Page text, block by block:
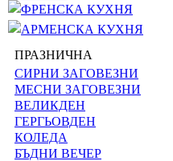
ФРЕНСКА КУХНЯ
АРМЕНСКА КУХНЯ
ПРАЗНИЧНА
СИРНИ ЗАГОВЕЗНИ
МЕСНИ ЗАГОВЕЗНИ
ВЕЛИКДЕН
ГЕРГЬОВДЕН
КОЛЕДА
БЪДНИ ВЕЧЕР